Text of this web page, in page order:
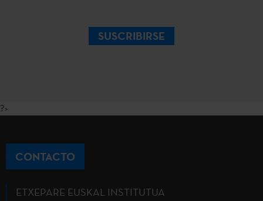
SUSCRIBIRSE
?>
CONTACTO
ETXEPARE EUSKAL INSTITUTUA